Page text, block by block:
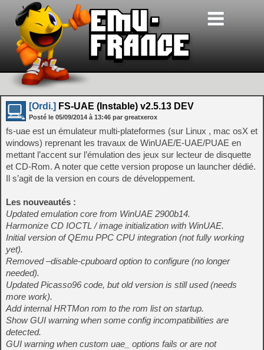
[Ordi.] FS-UAE (Instable) v2.5.13 DEV
Posté le 05/09/2014 à 13:46 par greatxerox
fs-uae est un émulateur multi-plateformes (sur Linux , mac osX et
windows) reprenant les travaux de WinUAE/E-UAE/PUAE en
mettant l’accent sur l’émulation des jeux sur lecteur de disquette
et CD-Rom. A noter que cette version propose un launcher dédié.
Il s’agit de la version en cours de développement.
Les nouveautés :
Updated emulation core from WinUAE 2900b14.
Harmonize CD IOCTL / image initialization with WinUAE.
Initial version of QEmu PPC CPU integration (not fully working
yet).
Removed –disable-cpuboard option to configure (no longer
needed).
Updated Picasso96 code, but old version is still used (needs
more work).
Add internal HRTMon rom to the rom list on startup.
Show GUI warning when some config incompatibilities are
detected.
GUI warning when custom uae_ options fails or are not